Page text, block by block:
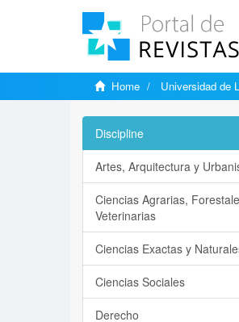
Home Universidad de
Discipline
Artes, Arquitectura y
Ciencias Agrarias,
Veterinarias
Ciencias Exactas y
Ciencias Sociales
Derecho